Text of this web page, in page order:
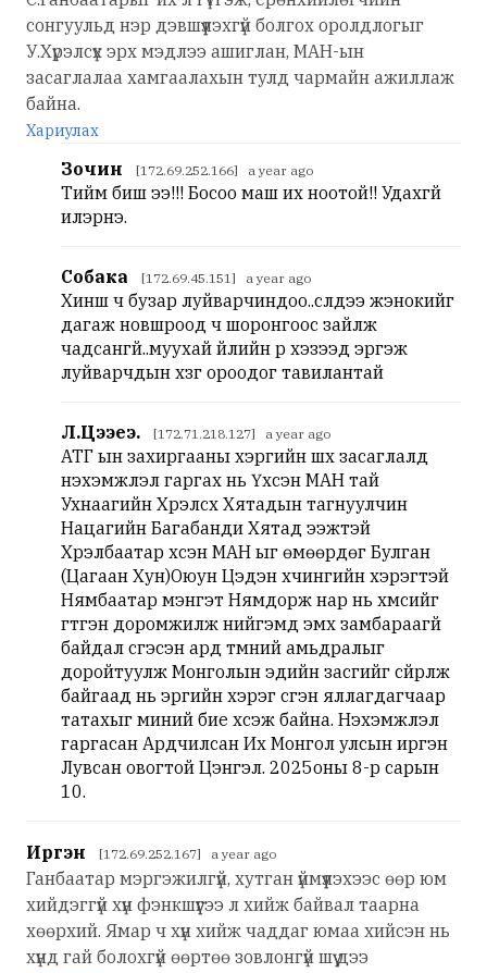
сонгуульд нэр дэвшүүлэхгүй болгох оролдлогыг
У.Хүрэлсүх эрх мэдлээ ашиглан, МАН-ын
засаглалаа хамгаалахын тулд чармайн ажиллаж
байна.
Хариулах
Зочин [172.69.252.166] a year ago
Тийм биш ээ!!! Босоо маш их ноотой!! Удахгүй
илэрнэ.
Собака [172.69.45.151] a year ago
Хиншүү ч бузар луйварчиндоо..сүүлдээ жэнокийг
дагаж новшроод ч шоронгоос зайлж
чадсангүй..муухай үйлийн үр хэзээд эргэж
луйварчдын хүзүүг ороодог тавилантай
Л.Цээеэ. [172.71.218.127] a year ago
АТГ ын захиргааны хэргийн шүүх засаглалд
нэхэмжлэл гаргах нь Үхсэн МАН тай
Ухнаагийн Хүрэлсүх Хятадын тагнуулчин
Нацагийн Багабанди Хятад ээжтэй
Хүрэлбаатар үхсэн МАН ыг өмөөрдөг Булган
(Цагаан Хун)Оюун Цэдэн хүчингийн хэрэгтэй
Нямбаатар мэнгэт Нямдорж нар нь хүмүүсийг
гүтгэн доромжилж нийгэмд эмх замбараагүй
байдал үүсгэсэн ард түмний амьдралыг
доройтуулж Монголын эдийн засгийг сүйрүүлж
байгаад нь эрүүгийн хэрэг үүсгэн яллагдагчаар
татахыг миний бие хүсэж байна. Нэхэмжлэл
гаргасан Ардчилсан Их Монгол улсын иргэн
Лувсан овогтой Цэнгэл. 2025оны 8-р сарын
10.
Иргэн [172.69.252.167] a year ago
Ганбаатар мэргэжилгүй, хутган үймүүлэхээс өөр юм
хийдэггүй хүн фэнкшүүгээ л хийж байвал таарна
хөөрхий. Ямар ч хүн хийж чаддаг юмаа хийсэн нь
хүнд гай болохгүй өөртөө зовлонгүй шүү дээ